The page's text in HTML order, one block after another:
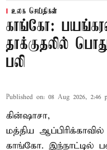
உலக செய்திகள்
காங்கோ:
தாக்குதலில்
பலி
Published on: 08 Aug 2026, 2:46
கின்ஷாசா,
மத்திய
காங்கோ. இந்நாட்டில்